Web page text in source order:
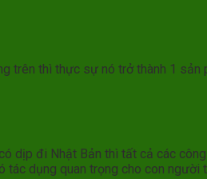
trên thì thực sự nó trở thành 1 sản
dịp đi Nhật Bản thì tất cả các
dụng quan trọng cho con người